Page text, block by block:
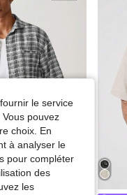
le service
pouvez
choix. En
à analyser le
pour compléter
des
les